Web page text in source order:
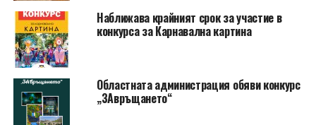
Наближава крайният срок за участие в
конкурса за Карнавална картина
Областната администрация обяви конкурс
„ЗАвръщането“